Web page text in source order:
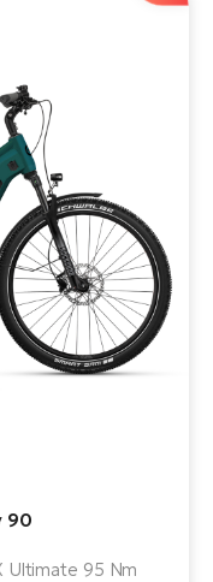
90
Ultimate 95 Nm